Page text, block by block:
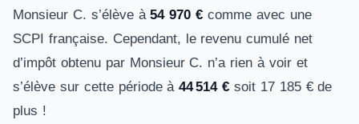
Monsieur C. s’élève à54 970 € comme avec une
SCPI française. Cependant, le revenu cumulé net
d’impôt obtenu par Monsieur C. n’a rien à voir et
s’élève sur cette période à44 514 € soit 17 185 € de
plus !